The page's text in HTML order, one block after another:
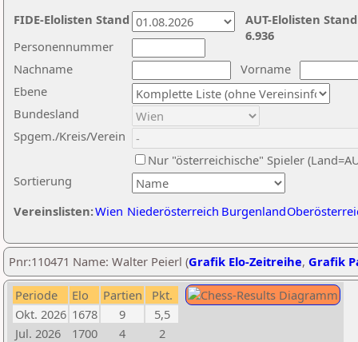
Nachname
Vorname
Ebene
Sortierung
Personennummer
Bundesland
Spgem./Kreis/Verein
Nur "österreichische" Spieler
Vereinslisten:Wien Niederösterreich Burgenland
AUT-Elolisten
6.936
FIDE-Elolisten Stand
Pnr:110471 Name: Walter Peierl (Grafik Elo-Zeitreihe, Grafik
Periode Elo Partien
Pkt.
Okt. 2026 1678 9
5,5
Jul. 2026
1700 4
2